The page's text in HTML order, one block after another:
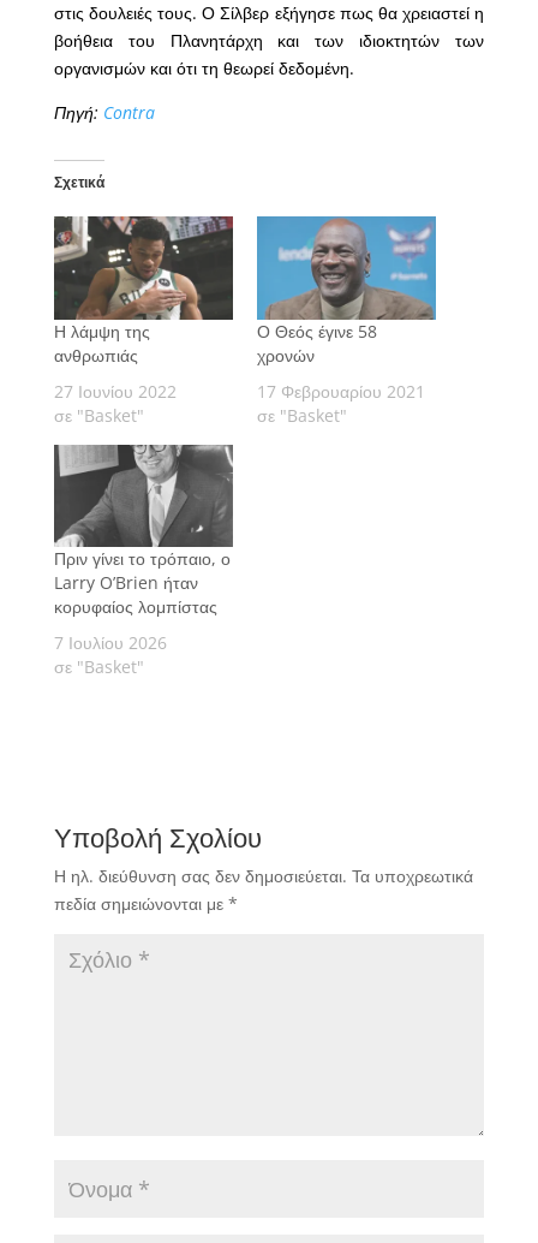
στις δουλειές τους. Ο Σίλβερ εξήγησε πως θα χρειαστεί η
βοήθεια του Πλανητάρχη και των ιδιοκτητών των
οργανισμών και ότι τη θεωρεί δεδομένη.
Πηγή: Contra
Σχετικά
Η λάμψη της
ανθρωπιάς
27 Ιουνίου 2022
σε "Basket"
Ο Θεός έγινε 58
χρονών
17 Φεβρουαρίου 2021
σε "Basket"
Πριν γίνει το τρόπαιο, ο
Larry O’Brien ήταν
κορυφαίος λομπίστας
7 Ιουλίου 2026
σε "Basket"
Υποβολή Σχολίου
Η ηλ. διεύθυνση σας δεν δημοσιεύεται. Τα υποχρεωτικά
πεδία σημειώνονται με *